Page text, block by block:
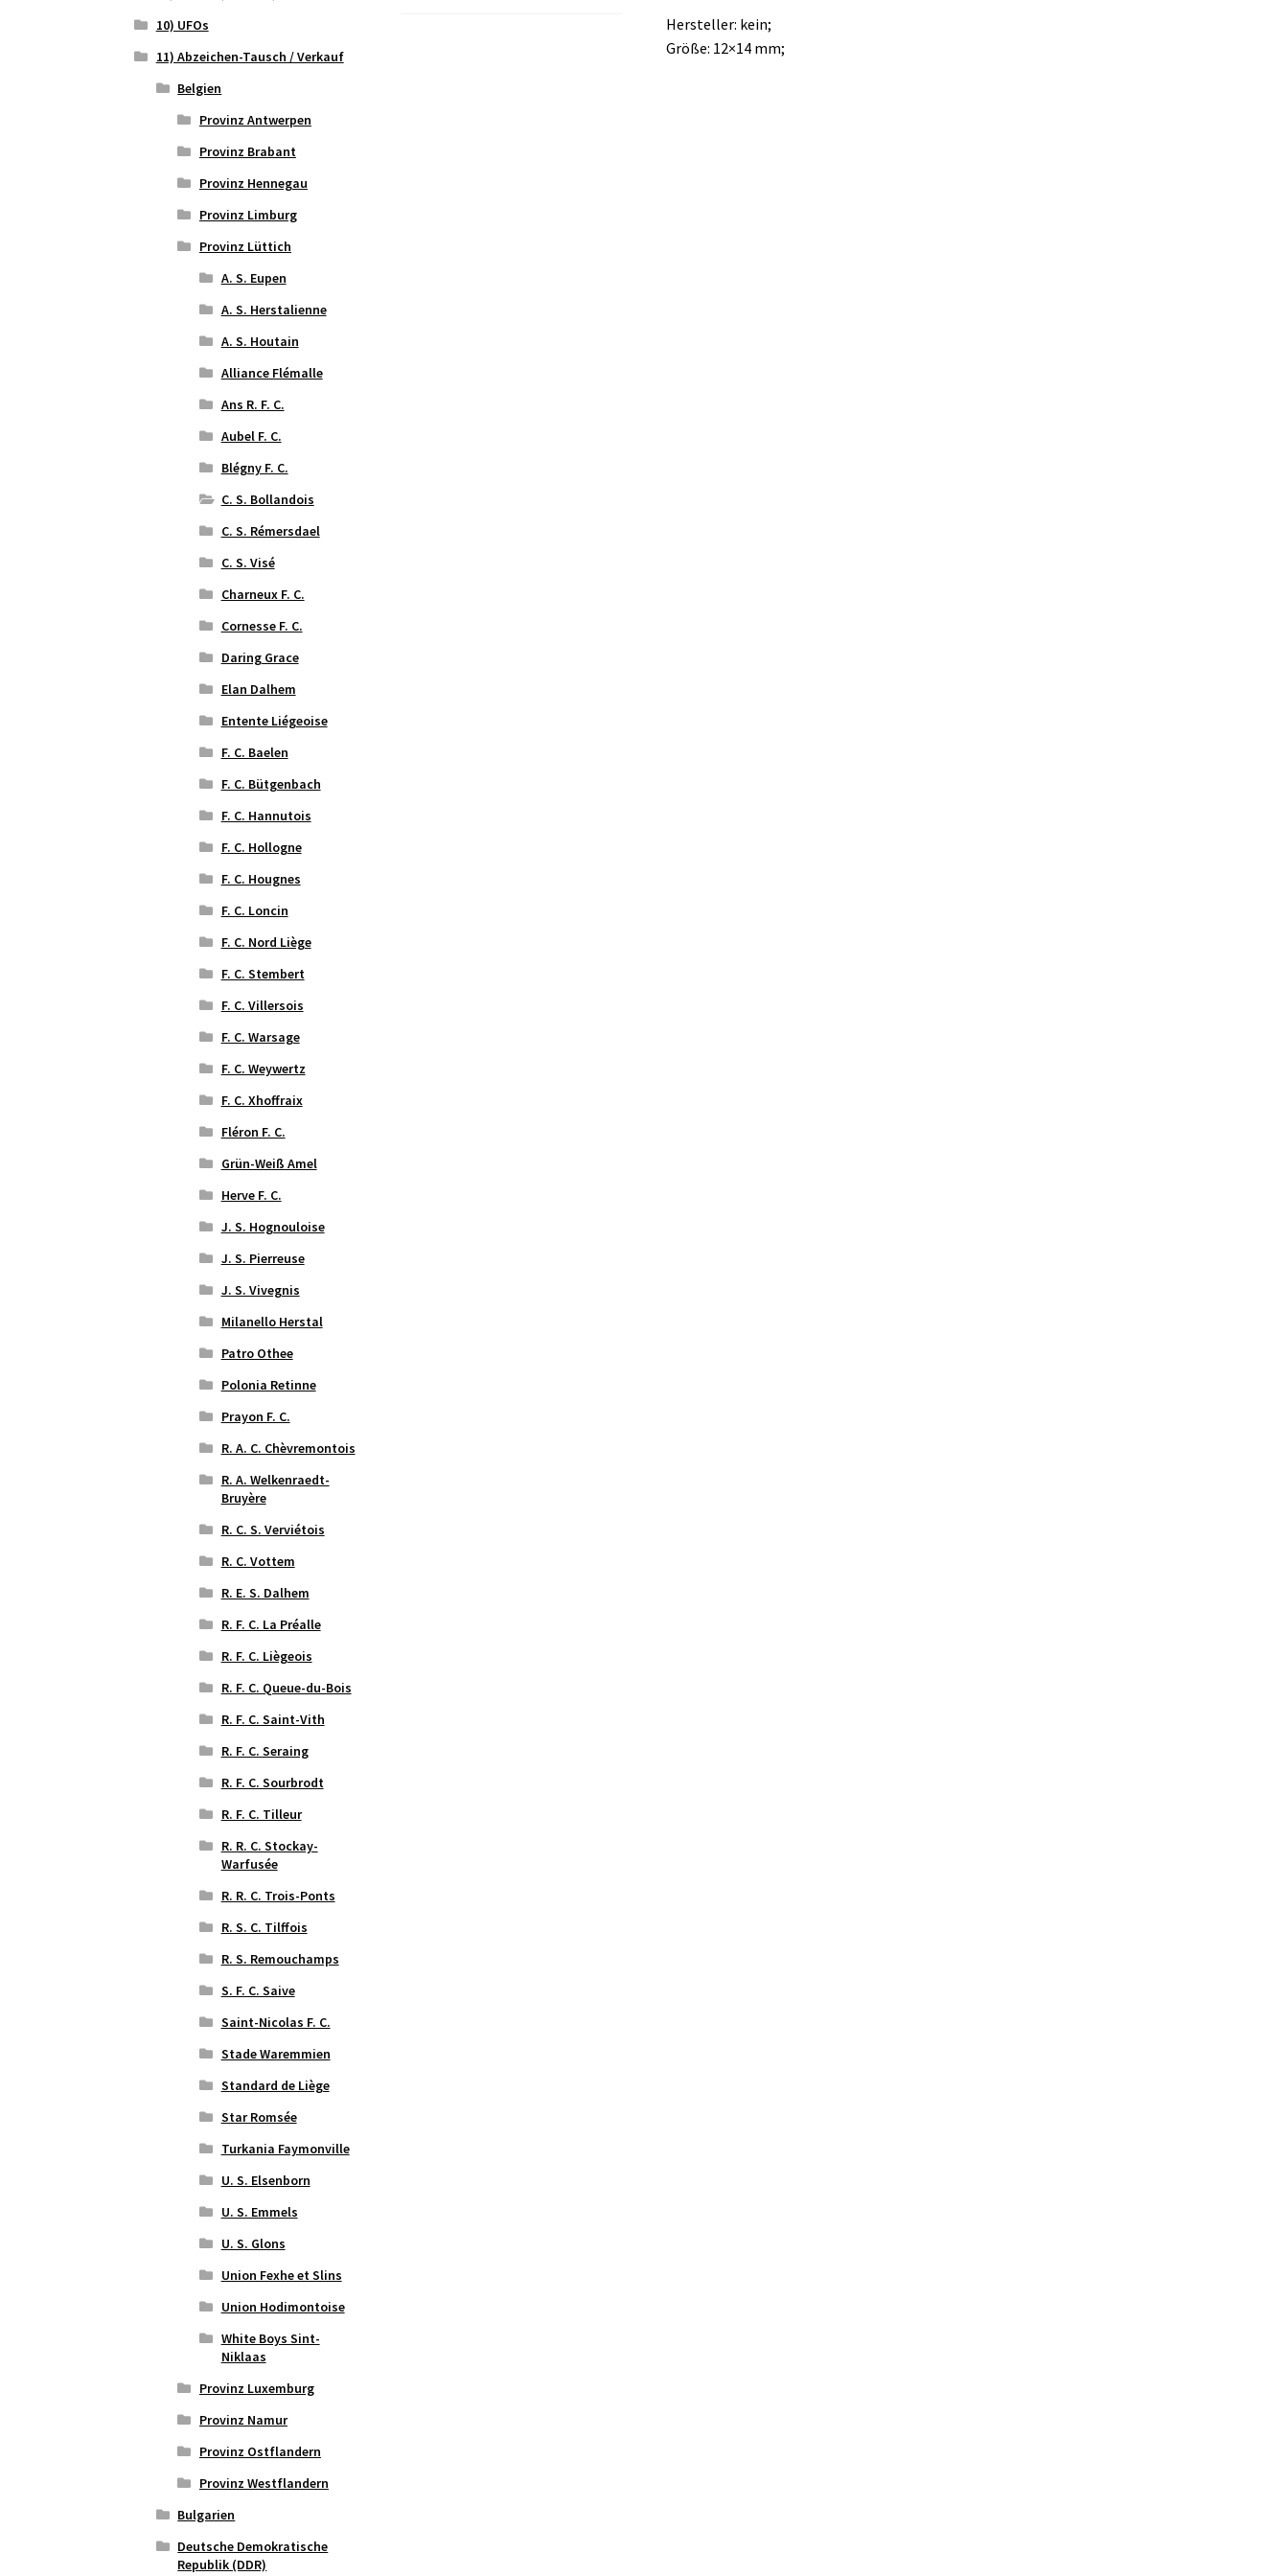
Hersteller: kein;
Größe: 12×14 mm;
10) UFOs
11) Abzeichen-Tausch / Verkauf
Belgien
Provinz Antwerpen
Provinz Brabant
Provinz Hennegau
Provinz Limburg
Provinz Lüttich
A. S. Eupen
A. S. Herstalienne
A. S. Houtain
Alliance Flémalle
Ans R. F. C.
Aubel F. C.
Blégny F. C.
C. S. Bollandois
C. S. Rémersdael
C. S. Visé
Charneux F. C.
Cornesse F. C.
Daring Grace
Elan Dalhem
Entente Liégeoise
F. C. Baelen
F. C. Bütgenbach
F. C. Hannutois
F. C. Hollogne
F. C. Hougnes
F. C. Loncin
F. C. Nord Liège
F. C. Stembert
F. C. Villersois
F. C. Warsage
F. C. Weywertz
F. C. Xhoffraix
Fléron F. C.
Grün-Weiß Amel
Herve F. C.
J. S. Hognouloise
J. S. Pierreuse
J. S. Vivegnis
Milanello Herstal
Patro Othee
Polonia Retinne
Prayon F. C.
R. A. C. Chèvremontois
R. A. Welkenraedt-
Bruyère
R. C. S. Verviétois
R. C. Vottem
R. E. S. Dalhem
R. F. C. La Préalle
R. F. C. Liègeois
R. F. C. Queue-du-Bois
R. F. C. Saint-Vith
R. F. C. Seraing
R. F. C. Sourbrodt
R. F. C. Tilleur
R. R. C. Stockay-
Warfusée
R. R. C. Trois-Ponts
R. S. C. Tilffois
R. S. Remouchamps
S. F. C. Saive
Saint-Nicolas F. C.
Stade Waremmien
Standard de Liège
Star Romsée
Turkania Faymonville
U. S. Elsenborn
U. S. Emmels
U. S. Glons
Union Fexhe et Slins
Union Hodimontoise
White Boys Sint-
Niklaas
Provinz Luxemburg
Provinz Namur
Provinz Ostflandern
Provinz Westflandern
Bulgarien
Deutsche Demokratische
Republik (DDR)